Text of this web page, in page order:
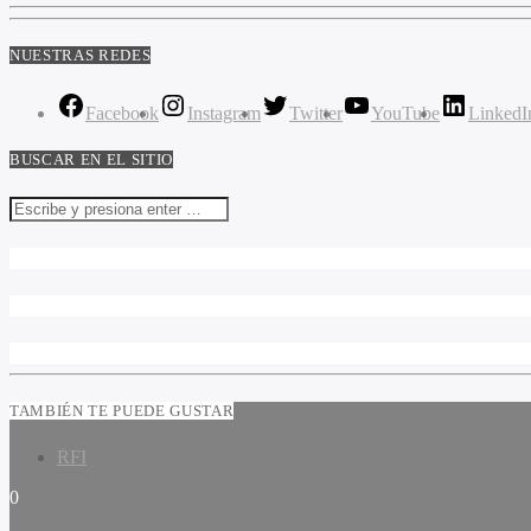
NUESTRAS REDES
Facebook Instagram Twitter YouTube
BUSCAR EN EL SITIO
TAMBIÉN TE PUEDE GUSTAR
RFI
0